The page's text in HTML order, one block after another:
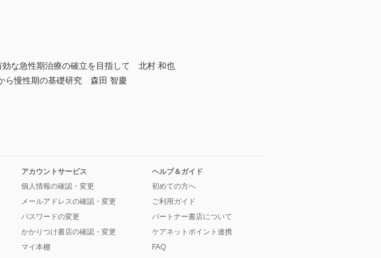
効な急性期治療の確立を目指して 北村 和也
ら慢性期の基礎研究 森田 智慶
アカウントサービス
個人情報の確認・変更
メールアドレスの確認・変更
パスワードの変更
かかりつけ書店の確認・変更
マイ本棚
ヘルプ＆ガイド
初めての方へ
ご利用ガイド
パートナー書店について
ケアネットポイント連携
FAQ